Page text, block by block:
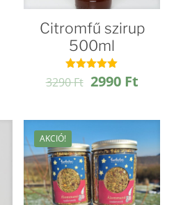
Citromfű szirup
500ml
Értékelés:
4.95
3290Ft Original
2990 Ft
AKCIÓ!